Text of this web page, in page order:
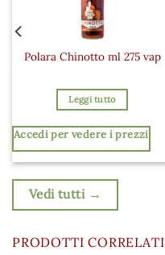
Polara Chinotto ml 275 vap
Leggi tutto
Accedi per vedere i prezzi
Vedi tutti →
PRODOTTI CORRELATI